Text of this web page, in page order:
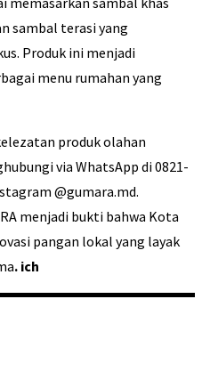
sambal terasi yang
Produk ini menjadi
menu rumahan yang
produk olahan
via WhatsApp di 0821-
@gumara.md.
menjadi bukti bahwa Kota
pangan lokal yang layak
. ich